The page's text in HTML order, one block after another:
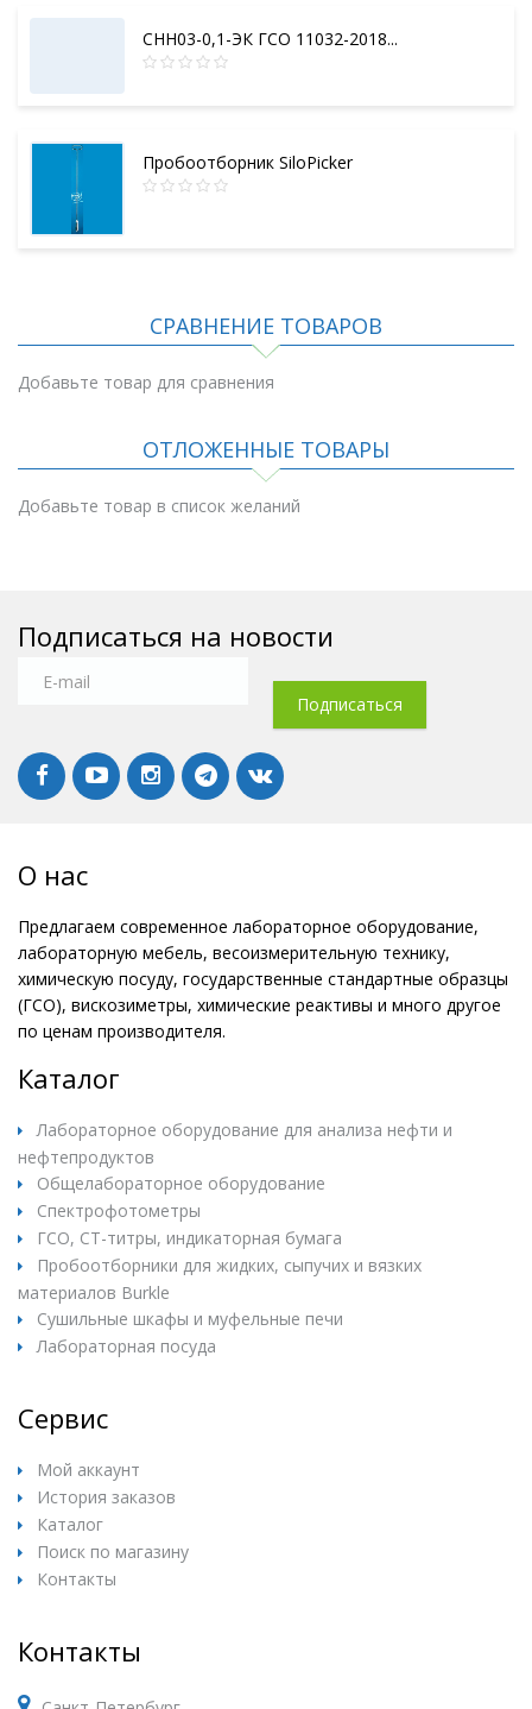
СНН03-0,1-ЭК ГСО 11032-2018...
Пробоотборник SiloPicker
СРАВНЕНИЕ ТОВАРОВ
Добавьте товар для сравнения
ОТЛОЖЕННЫЕ ТОВАРЫ
Добавьте товар в список желаний
Подписаться на новости
О нас
Предлагаем современное лабораторное оборудование,
лабораторную мебель, весоизмерительную технику,
химическую посуду, государственные стандартные образцы
(ГСО), вискозиметры, химические реактивы и много другое
по ценам производителя.
Каталог
Лабораторное оборудование для анализа нефти и
нефтепродуктов
Общелабораторное оборудование
Спектрофотометры
ГСО, СТ-титры, индикаторная бумага
Пробоотборники для жидких, сыпучих и вязких
материалов Burkle
Сушильные шкафы и муфельные печи
Лабораторная посуда
Сервис
Мой аккаунт
История заказов
Каталог
Поиск по магазину
Контакты
Контакты